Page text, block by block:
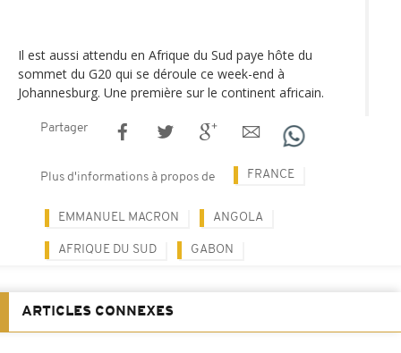
Il est aussi attendu en Afrique du Sud paye hôte du
sommet du G20 qui se déroule ce week-end à
Johannesburg. Une première sur le continent africain.
Partager
Plus d'informations à propos de FRANCE
EMMANUEL MACRON ANGOLA
AFRIQUE DU SUD GABON
ARTICLES CONNEXES